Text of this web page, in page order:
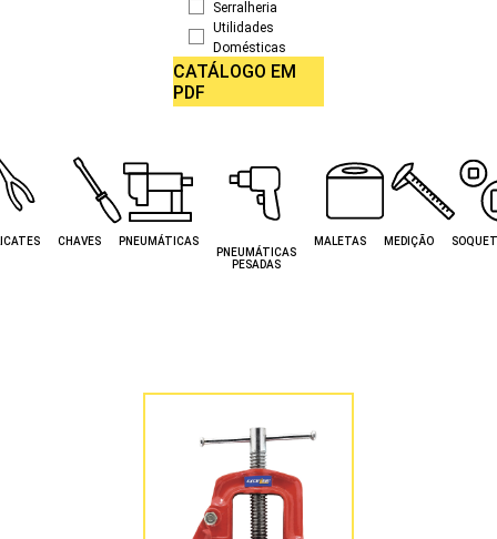
Serralheria
Utilidades
Domésticas
CATÁLOGO EM
PDF
CHAVES
PNEUMÁTICAS
PNEUMÁTICAS
PESADAS
MALETAS MEDIÇÃO